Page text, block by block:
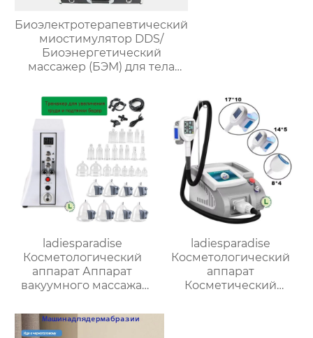
Биоэлектротерапевтический
миостимулятор DDS/
Биоэнергетический
массажер (БЭМ) для тела
разминания меридианов,
стимулирующий мышцы
ladiesparadise
Косметологический
аппарат Аппарат
вакуумного массажа,
Массажная подтяжка
груди и ягодиц FX-029
ladiesparadise
Косметологический
аппарат
Косметический